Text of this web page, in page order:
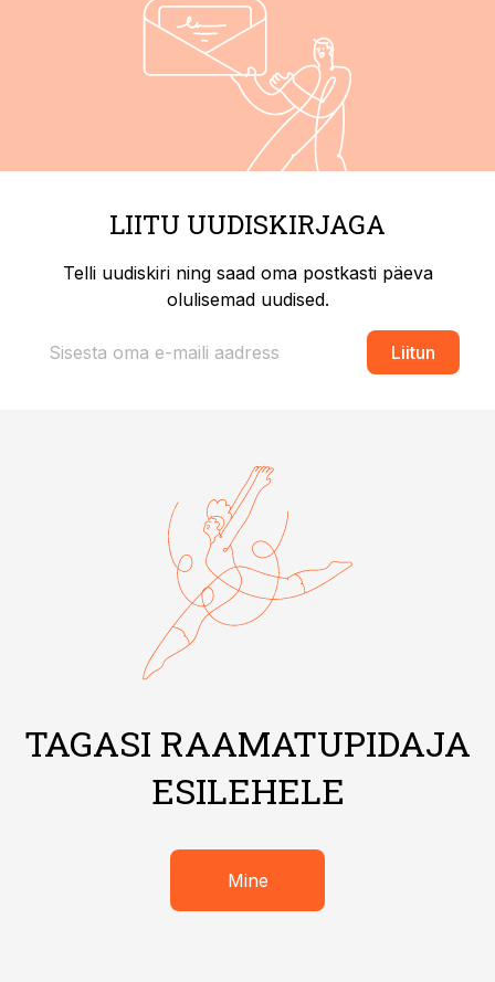
LIITU UUDISKIRJAGA
Telli uudiskiri ning saad oma postkasti päeva
olulisemad uudised.
Liitun
TAGASI RAAMATUPIDAJA
ESILEHELE
Mine